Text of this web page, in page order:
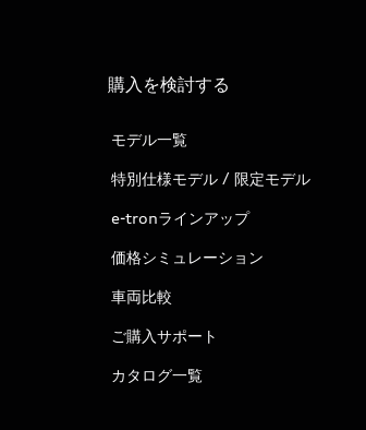
購入を検討する
モデル一覧
特別仕様モデル / 限定モデル
e-tronラインアップ
価格シミュレーション
車両比較
ご購入サポート
カタログ一覧